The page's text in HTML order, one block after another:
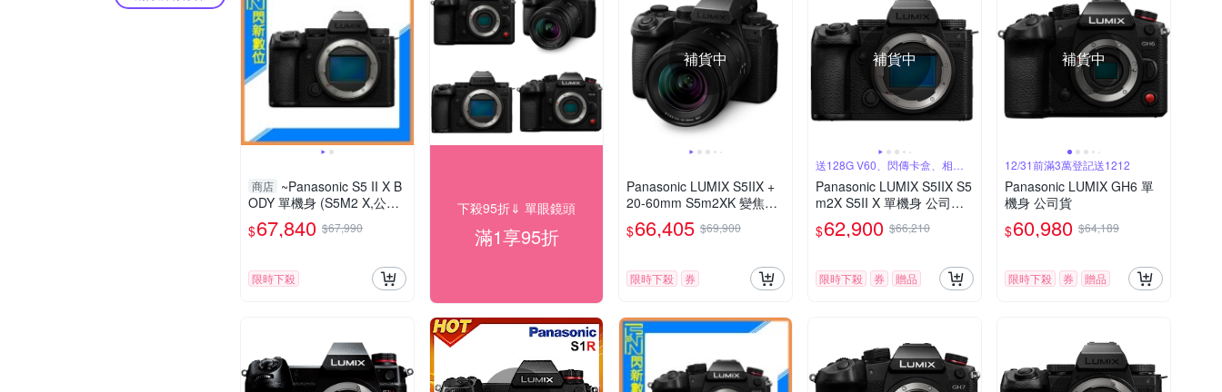
商店 ~Panasonic S5 II X B
ODY 單機身 (S5M2 X,公司
貨)S 5IIX
$67,840 $67,990
限時下殺
下殺95折⇓ 單眼鏡頭
滿1享95折
補貨中
Panasonic LUMIX S5IIX +
20-60mm S5m2XK 變焦鏡
組 公司貨 DC-S5M2XK
$66,405 $69,900
限時下殺 券
補貨中
送128G V60、閃傳卡盒、相機
鑰匙圈
Panasonic LUMIX S5IIX S5
m2X S5II X 單機身 公司貨
DC-S5M2X
$62,900 $66,210
限時下殺 券 贈品
補貨中
12/31前滿3萬登記送1212
Panasonic LUMIX GH6 單
機身 公司貨
$60,980 $64,189
限時下殺 券 贈品